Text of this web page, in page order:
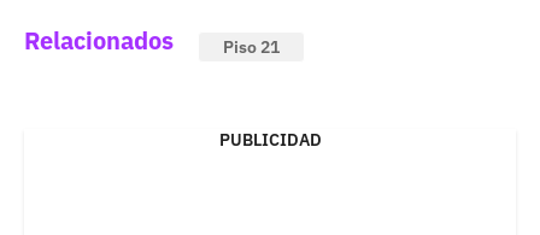
Relacionados Piso 21
PUBLICIDAD